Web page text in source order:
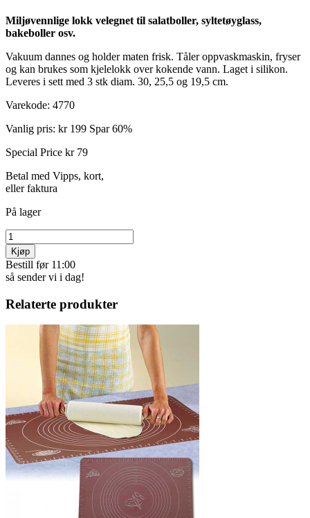
Miljøvennlige lokk velegnet til salat­boller, sylte­tøyglass,
bakeboller osv.
Vakuum dannes og holder maten frisk. Tåler oppvaskmaskin, fryser
og kan brukes som kjelelokk over kokende vann. Laget i silikon.
Leveres i sett med 3 stk diam. 30, 25,5 og 19,5 cm.
Varekode: 4770
Vanlig pris: kr 199 Spar 60%
Special Price kr 79
Betal med Vipps, kort,
eller faktura
På lager
Kjøp
Bestill før 11:00
så sender vi i dag!
Relaterte produkter